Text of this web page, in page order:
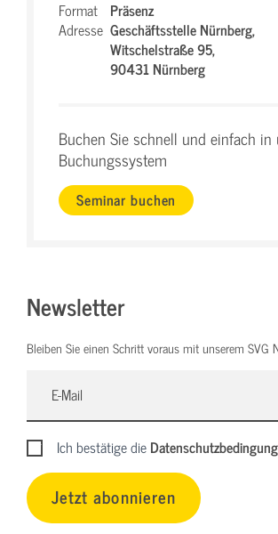
Format Präsenz
Adresse Geschäftsstelle Nürnberg,
Witschelstraße 95,
90431 Nürnberg
Buchen Sie schnell und einfach in
Buchungssystem
Seminar buchen
Newsletter
Bleiben Sie einen Schritt voraus mit unserem SVG
Ich bestätige die
Jetzt abonnieren